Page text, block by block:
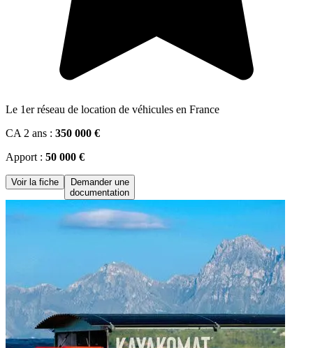
Le 1er réseau de location de véhicules en France
CA 2 ans : 350 000 €
Apport : 50 000 €
Voir la fiche
Demander une
documentation